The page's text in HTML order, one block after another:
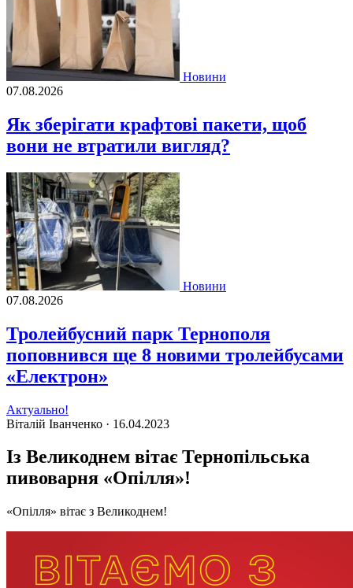
Новини
07.08.2026
Як зберігати крафтові пакети, щоб
вони не втратили вигляд?
Новини
07.08.2026
Тролейбусний парк Тернополя
поповнився ще 8 новими тролейбусами
«Електрон»
Актуально!
Віталій Іванченко · 16.04.2023
Із Великоднем вітає Тернопільська
пивоварня «Опілля»!
«Опілля» вітає з Великоднем!